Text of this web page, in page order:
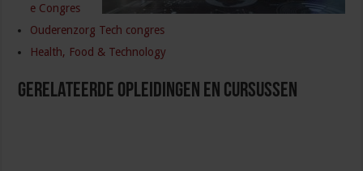
e Congres
Ouderenzorg Tech congres
Health, Food & Technology
Gerelateerde Opleidingen en Cursussen